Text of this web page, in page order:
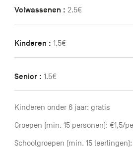
Volwassenen : 2.5€
Kinderen : 1.5€
Senior : 1.5€
Kinderen onder 6 jaar: gratis
Groepen (min. 15 personen): €1,5/
Schoolgroepen (min. 15